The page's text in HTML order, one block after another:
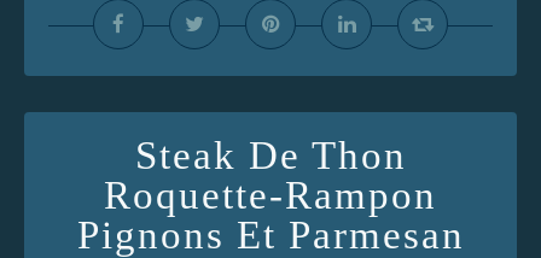
Steak De Thon
Roquette-Rampon
Pignons Et Parmesan